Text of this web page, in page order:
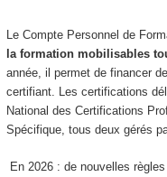
Le Compte Personnel de
la formation mobilisables
année, il permet de financer
certifiant. Les certifications
National des Certifications
Spécifique, tous deux gérés
En 2026 : de nouvelles